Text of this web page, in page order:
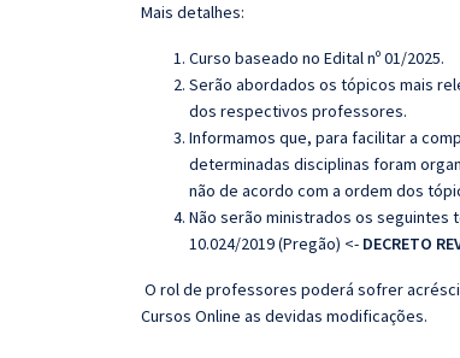
Mais detalhes:
Curso baseado no Edital nº 01/2025.
Serão abordados os tópicos mais
dos respectivos professores.
Informamos que, para facilitar a
determinadas disciplinas foram
não de acordo com a ordem dos
Não serão ministrados os seguintes
10.024/2019 (Pregão) <- DECRETO
O rol de professores poderá sofrer
Cursos Online as devidas modificações.